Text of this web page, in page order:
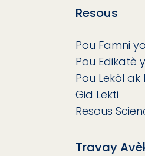
Resous
Pou Famni yo
Pou Edikatè
Pou Lekòl ak
Gid Lekti
Resous
Travay